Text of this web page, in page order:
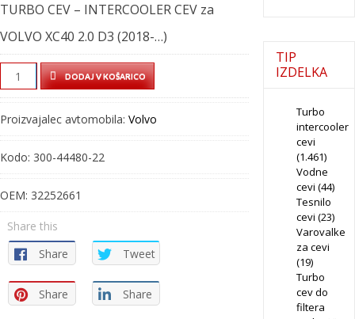
TURBO CEV – INTERCOOLER CEV za
VOLVO XC40 2.0 D3 (2018-…)
TURBO
CEV
INTERCOOLER
-
44480-
22
quantity
DODAJ V KOŠARICO
Proizvajalec avtomobila: Volvo
Kodo: 300-44480-22
OEM: 32252661
Share this
Share
Tweet
Share Share
TIP
IZDELKA
Turbo
intercooler
cevi
(1.461)
Vodne
cevi (44)
Tesnilo
cevi (23)
Varovalke
za cevi
(19)
Turbo
cev do
filtera